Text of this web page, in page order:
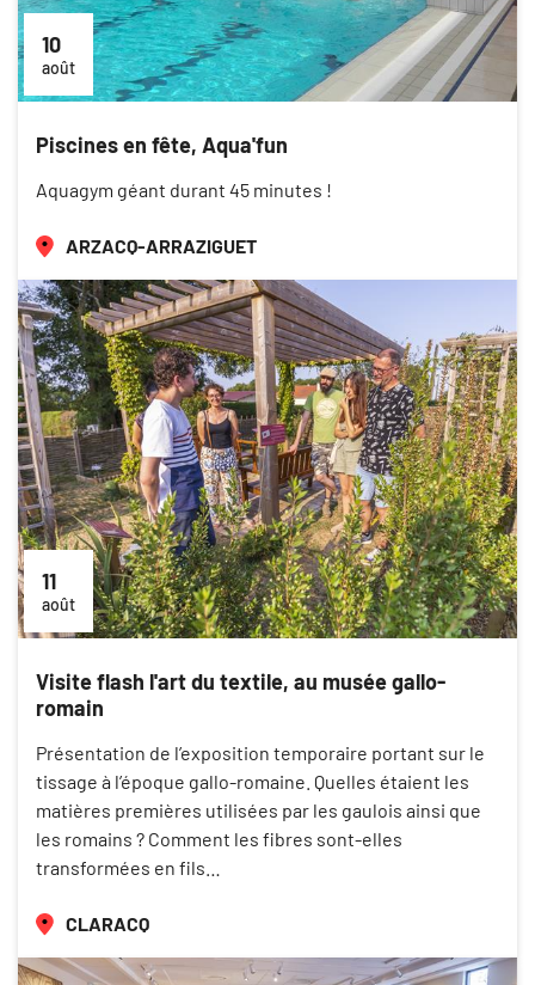
10
août
Piscines en fête, Aqua'fun
Aquagym géant durant 45 minutes !
ARZACQ-ARRAZIGUET
11
août
Visite flash l'art du textile, au musée gallo-
romain
Présentation de l’exposition temporaire portant sur le
tissage à l’époque gallo-romaine. Quelles étaient les
matières premières utilisées par les gaulois ainsi que
les romains ? Comment les fibres sont-elles
transformées en fils…
CLARACQ